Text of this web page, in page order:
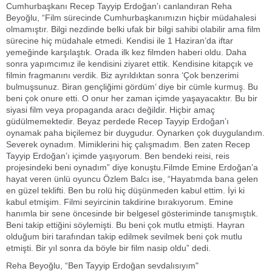
Cumhurbaşkanı Recep Tayyip Erdoğan’ı canlandıran Reha
Beyoğlu, “Film sürecinde Cumhurbaşkanımızın hiçbir müdahalesi
olmamıştır. Bilgi nezdinde belki ufak bir bilgi sahibi olabilir ama film
sürecine hiç müdahale etmedi. Kendisi ile 1 Haziran’da iftar
yemeğinde karşılaştık. Orada ilk kez filmden haberi oldu. Daha
sonra yapımcımız ile kendisini ziyaret ettik. Kendisine kitapçık ve
filmin fragmanını verdik. Biz ayrıldıktan sonra ‘Çok benzerimi
bulmuşsunuz. Biran gençliğimi gördüm’ diye bir cümle kurmuş. Bu
beni çok onure etti. O onur her zaman içimde yaşayacaktır. Bu bir
siyasi film veya propaganda aracı değildir. Hiçbir amaç
güdülmemektedir. Beyaz perdede Recep Tayyip Erdoğan’ı
oynamak paha biçilemez bir duygudur. Oynarken çok duygulandım.
Severek oynadım. Mimiklerini hiç çalışmadım. Ben zaten Recep
Tayyip Erdoğan’ı içimde yaşıyorum. Ben bendeki reisi, reis
projesindeki beni oynadım” diye konuştu.Filmde Emine Erdoğan’a
hayat veren ünlü oyuncu Özlem Balcı ise, “Hayatımda bana gelen
en güzel teklifti. Ben bu rolü hiç düşünmeden kabul ettim. İyi ki
kabul etmişim. Filmi seyircinin takdirine bırakıyorum. Emine
hanımla bir sene öncesinde bir belgesel gösteriminde tanışmıştık.
Beni takip ettiğini söylemişti. Bu beni çok mutlu etmişti. Hayran
olduğum biri tarafından takip edilmek sevilmek beni çok mutlu
etmişti. Bir yıl sonra da böyle bir film nasip oldu” dedi.
Reha Beyoğlu, “Ben Tayyip Erdoğan sevdalısıyım"